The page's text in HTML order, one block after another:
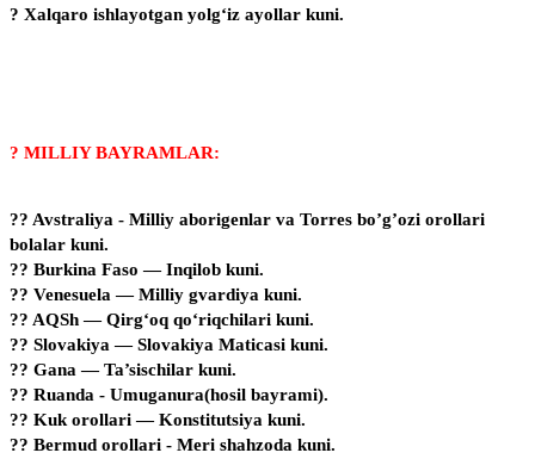
? Xalqaro ishlayotgan yolg‘iz ayollar kuni.
? MILLIY BAYRAMLAR:
?? Avstraliya ‐ Milliy aborigenlar va Torres bo’g’ozi orollari
bolalar kuni.
?? Burkina Faso — Inqilob kuni.
?? Venesuela — Milliy gvardiya kuni.
?? AQSh — Qirgʻoq qoʻriqchilari kuni.
?? Slovakiya — Slovakiya Maticasi kuni.
?? Gana — Ta’sischilar kuni.
?? Ruanda ‐ Umuganura(hosil bayrami).
?? Kuk orollari — Konstitutsiya kuni.
?? Bermud orollari ‐ Meri shahzoda kuni.